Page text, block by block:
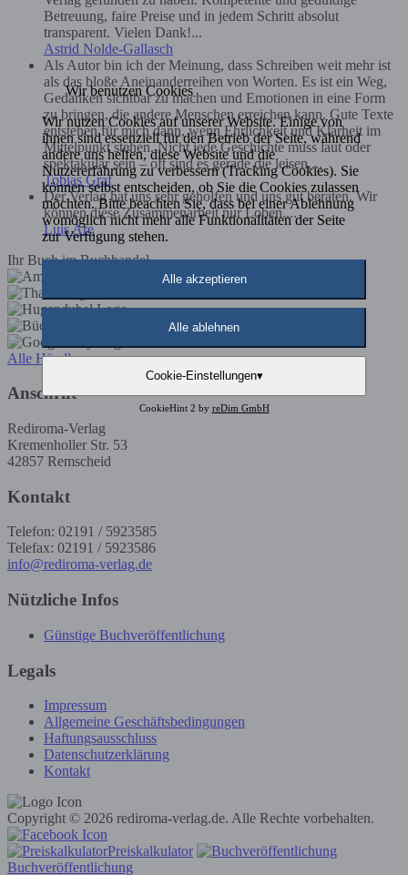
Betreuung, faire Preise und in jedem Schritt absolut
transparent. Vielen Dank!...
Astrid Nolde-Gallasch
Als Autor bin ich der Meinung, dass Schreiben weit mehr ist
als das bloße Aneinanderreihen von Worten. Es ist ein Weg,
Gedanken sichtbar zu machen und Emotionen in eine Form
zu bringen, die andere Menschen erreichen kann. Gute Texte
entstehen für mich dann, wenn Ehrlichkeit und Klarheit im
Mittelpunkt stehen. Nicht jede Geschichte muss laut oder
spektakulär sein – oft sind es gerade die leisen,...
Tobias Graf
Der Verlag hat uns sehr geholfen und uns gut beraten. Wir
können diese Zusammenarbeit nur Loben....
Luis Are
Ihr Buch im Buchhandel
Alle Händler
Anschrift
Rediroma-Verlag
Kremenholler Str. 53
42857 Remscheid
Kontakt
Telefon: 02191 / 5923585
Telefax: 02191 / 5923586
info@rediroma-verlag.de
Nützliche Infos
Günstige Buchveröffentlichung
Legals
Impressum
Allgemeine Geschäftsbedingungen
Haftungsausschluss
Datenschutzerklärung
Kontakt
Copyright © 2026 rediroma-verlag.de. Alle Rechte vorbehalten.
Preiskalkulator
Buchveröffentlichung
Wir benutzen Cookies
Wir nutzen Cookies auf unserer Website. Einige von
ihnen sind essenziell für den Betrieb der Seite, während
andere uns helfen, diese Website und die
Nutzererfahrung zu verbessern (Tracking Cookies). Sie
können selbst entscheiden, ob Sie die Cookies zulassen
möchten. Bitte beachten Sie, dass bei einer Ablehnung
womöglich nicht mehr alle Funktionalitäten der Seite
zur Verfügung stehen.
Alle akzeptieren
Alle ablehnen
Cookie-Einstellungen▾
CookieHint 2 by reDim GmbH